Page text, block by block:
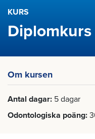
KURS
Om kursen
Antal dagar 5 dagar
Odontologiska poäng